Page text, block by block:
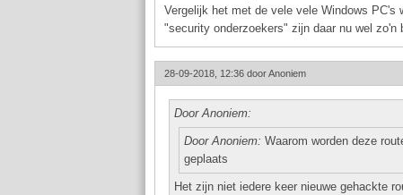
Vergelijk het met de vele vele Windows
"security onderzoekers" zijn daar nu wel
28-09-2018, 12:36 doorAnoniem
Door Anoniem:
Door Anoniem: Waarom worden deze
geplaats
Het zijn niet iedere keer nieuwe gehackte